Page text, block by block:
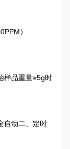
）
样品重量≥5g时
自动二、定时